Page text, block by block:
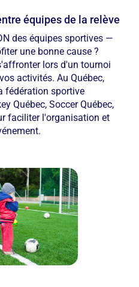
équipes de la relève
des équipes sportives —
une bonne cause ?
lors d'un tournoi
activités. Au Québec,
fédération sportive
Québec, Soccer Québec,
faciliter l'organisation et